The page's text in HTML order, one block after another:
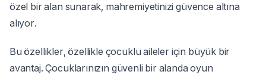
özel bir alan sunarak, mahremiyetinizi güvence altına
alıyor.
Bu özellikler, özellikle çocuklu aileler için büyük bir
avantaj. Çocuklarınızın güvenli bir alanda oyun